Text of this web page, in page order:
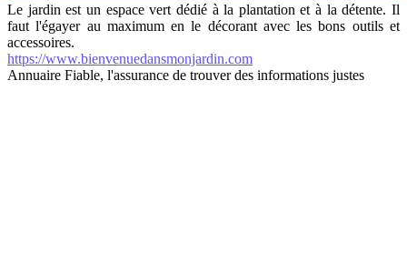
Le jardin est un espace vert dédié à la plantation et à la détente. Il
faut l'égayer au maximum en le décorant avec les bons outils et
accessoires.
https://www.bienvenuedansmonjardin.com
Annuaire Fiable, l'assurance de trouver des informations justes